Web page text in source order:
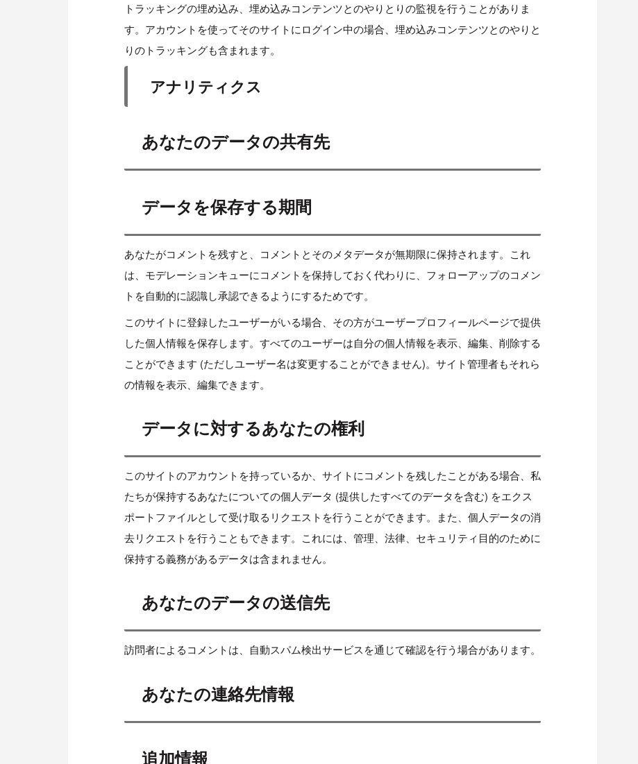
トラッキングの埋め込み、埋め込みコンテンツとのやりとりの監視を行うことがありま
す。アカウントを使ってそのサイトにログイン中の場合、埋め込みコンテンツとのやりと
りのトラッキングも含まれます。
アナリティクス
あなたのデータの共有先
データを保存する期間
あなたがコメントを残すと、コメントとそのメタデータが無期限に保持されます。これ
は、モデレーションキューにコメントを保持しておく代わりに、フォローアップのコメン
トを自動的に認識し承認できるようにするためです。
このサイトに登録したユーザーがいる場合、その方がユーザープロフィールページで提供
した個人情報を保存します。すべてのユーザーは自分の個人情報を表示、編集、削除する
ことができます (ただしユーザー名は変更することができません)。サイト管理者もそれら
の情報を表示、編集できます。
データに対するあなたの権利
このサイトのアカウントを持っているか、サイトにコメントを残したことがある場合、私
たちが保持するあなたについての個人データ (提供したすべてのデータを含む) をエクス
ポートファイルとして受け取るリクエストを行うことができます。また、個人データの消
去リクエストを行うこともできます。これには、管理、法律、セキュリティ目的のために
保持する義務があるデータは含まれません。
あなたのデータの送信先
訪問者によるコメントは、自動スパム検出サービスを通じて確認を行う場合があります。
あなたの連絡先情報
追加情報